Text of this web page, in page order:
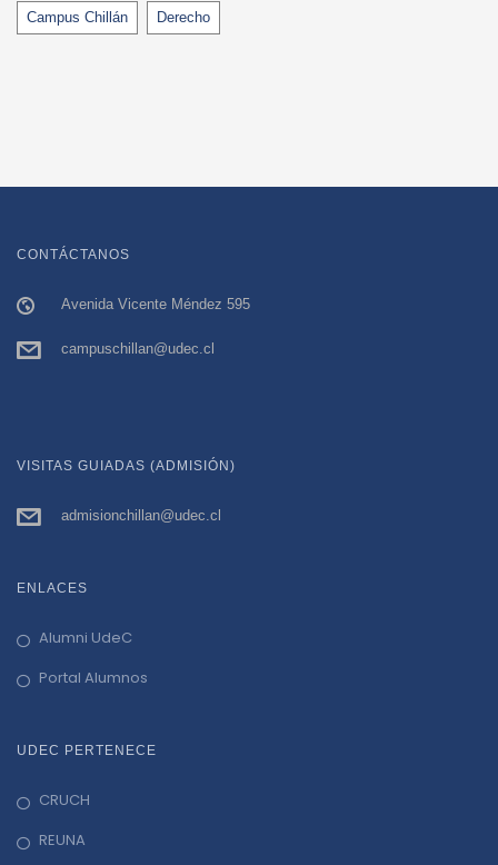
Tags
Campus Chillán Derecho
CONTÁCTANOS
Avenida Vicente Méndez 595
campuschillan@udec.cl
VISITAS GUIADAS (ADMISIÓN)
admisionchillan@udec.cl
ENLACES
Alumni UdeC
Portal Alumnos
UDEC PERTENECE
CRUCH
REUNA